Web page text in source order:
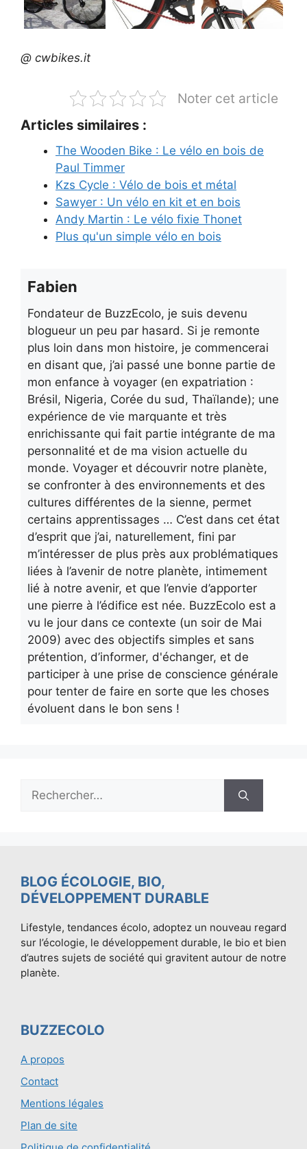
@ cwbikes.it
Noter cet article
Articles similaires :
The Wooden Bike : Le vélo en bois de
Paul Timmer
Kzs Cycle : Vélo de bois et métal
Sawyer : Un vélo en kit et en bois
Andy Martin : Le vélo fixie Thonet
Plus qu'un simple vélo en bois
Fabien
Fondateur de BuzzEcolo, je suis devenu
blogueur un peu par hasard. Si je remonte
plus loin dans mon histoire, je commencerai
en disant que, j’ai passé une bonne partie de
mon enfance à voyager (en expatriation :
Brésil, Nigeria, Corée du sud, Thaïlande); une
expérience de vie marquante et très
enrichissante qui fait partie intégrante de ma
personnalité et de ma vision actuelle du
monde. Voyager et découvrir notre planète,
se confronter à des environnements et des
cultures différentes de la sienne, permet
certains apprentissages … C’est dans cet état
d’esprit que j’ai, naturellement, fini par
m’intéresser de plus près aux problématiques
liées à l’avenir de notre planète, intimement
lié à notre avenir, et que l’envie d’apporter
une pierre à l’édifice est née. BuzzEcolo est a
vu le jour dans ce contexte (un soir de Mai
2009) avec des objectifs simples et sans
prétention, d’informer, d'échanger, et de
participer à une prise de conscience générale
pour tenter de faire en sorte que les choses
évoluent dans le bon sens !
Rechercher :
BLOG ÉCOLOGIE, BIO,
DÉVELOPPEMENT DURABLE
Lifestyle, tendances écolo, adoptez un nouveau regard
sur l’écologie, le développement durable, le bio et bien
d’autres sujets de société qui gravitent autour de notre
planète.
BUZZECOLO
A propos
Contact
Mentions légales
Plan de site